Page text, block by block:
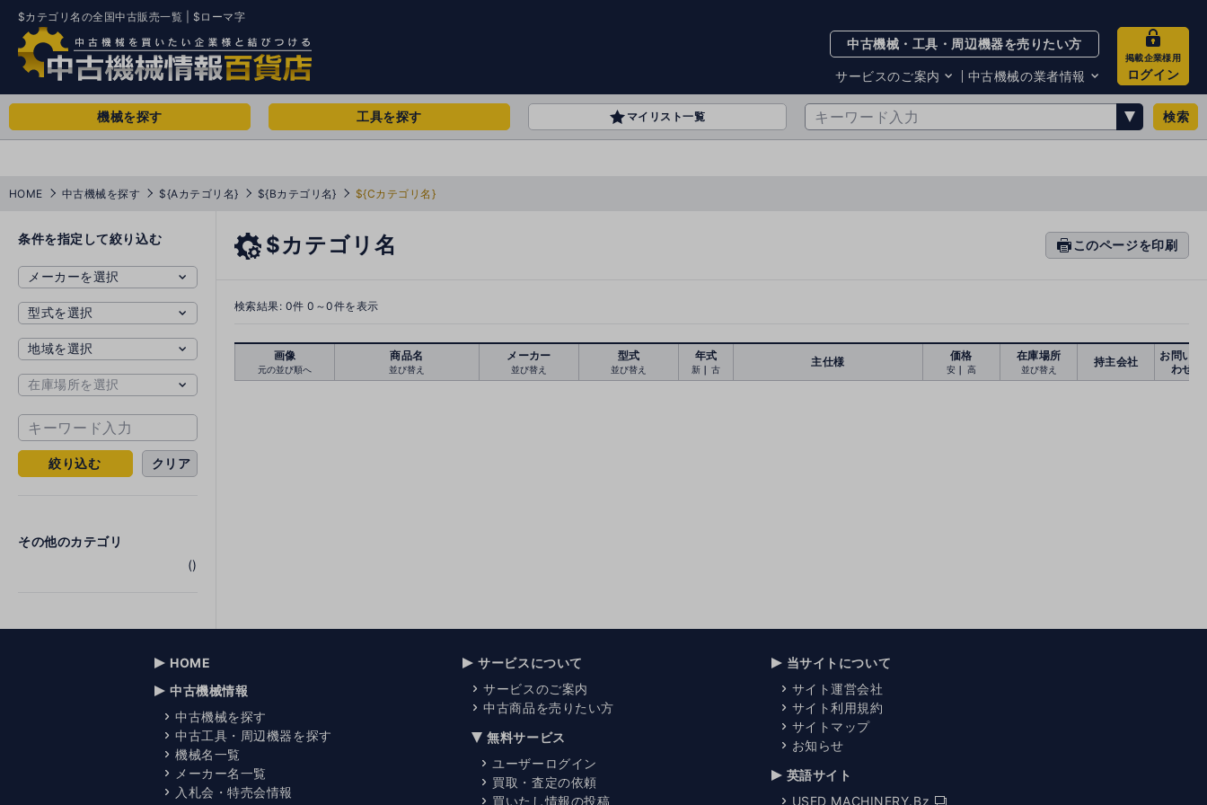
$カテゴリ名の全国中古販売一覧 | $ローマ字
中古機械・工具・周辺機器を売りたい方
サービスのご案内
サービスのご案内
お知らせ
中古機械の業者情報
買取・査定業者リスト
掲載企業様用
ログイン
機械を探す 工具を探す マイリスト一覧 検索
HOME 中古機械を探す ${Aカテゴリ名} ${Bカテゴリ名} ${Cカテゴリ名}
条件を指定して絞り込む
絞り込む クリア
その他のカテゴリ
()
$カテゴリ名
prin このページを印刷
検索結果: 0件 0～0件を表示
画像
元の並び順へ
商品名
並び替え
メーカー
並び替え
型式
並び替え
年式
新｜古
主仕様 価格
安 ｜ 高
在庫場所
並び替え
持主会社
お問い合
わせ
HOME
中古機械情報
中古機械を探す
中古工具・周辺機器を探す
機械名一覧
メーカー名一覧
入札会・特売会情報
サービスについて
サービスのご案内
中古商品を売りたい方
無料サービス
ユーザーログイン
買取・査定の依頼
買いたし情報の投稿
当サイトについて
サイト運営会社
サイト利用規約
サイトマップ
お知らせ
英語サイト
USED MACHINERY.Bz